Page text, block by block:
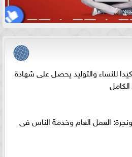
للنساء والتوليد يحصل على شهادة
الكامل
العمل العام وخدمة الناس فى